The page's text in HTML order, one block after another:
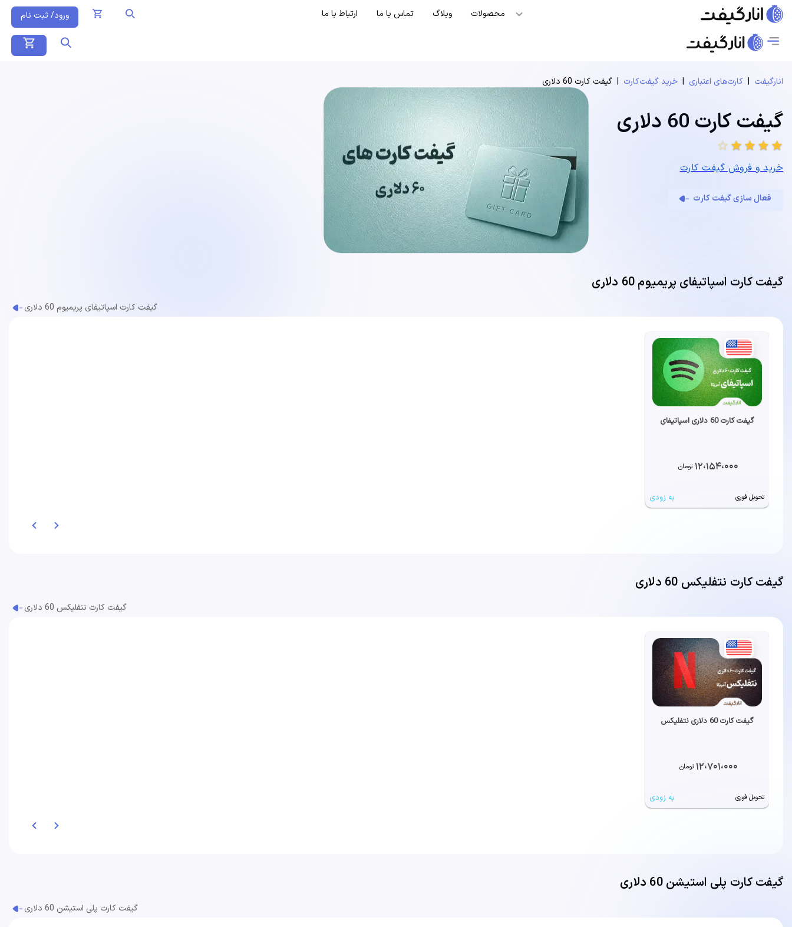
محصولات وبلاگ تماس با ما ارتباط با ما ورود/ ثبت نام
انارگیفت | کارت‌های اعتباری | خرید گیفت‌کارت | گیفت کارت 60 دلاری
گیفت کارت 60 دلاری
star
star
star
star
star_border
خرید و فروش گیفت کارت
فعال سازی گیفت کارت
گیفت کارت اسپاتیفای پریمیوم 60 دلاری
گیفت کارت اسپاتیفای پریمیوم 60 دلاری
گیفت کارت 60 دلاری اسپاتیفای
12،154،000 تومان
تحویل فوری به زودی
گیفت کارت نتفلیکس 60 دلاری
گیفت کارت نتفلیکس 60 دلاری
گیفت کارت 60 دلاری نتفلیکس
12،701،000 تومان
تحویل فوری به زودی
گیفت کارت پلی استیشن 60 دلاری
گیفت کارت پلی استیشن 60 دلاری